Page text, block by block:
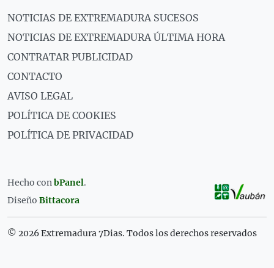
NOTICIAS DE EXTREMADURA SUCESOS
NOTICIAS DE EXTREMADURA ÚLTIMA HORA
CONTRATAR PUBLICIDAD
CONTACTO
AVISO LEGAL
POLÍTICA DE COOKIES
POLÍTICA DE PRIVACIDAD
Hecho conbPanel.
Diseño Bittacora
© 2026 Extremadura 7Dias. Todos los derechos reservados